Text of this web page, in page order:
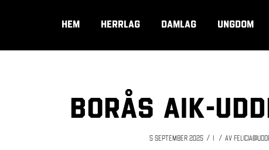
HEM HERRLAG DAMLAG UNGDOM
Borås AIK-
5 september 2025 / i / av